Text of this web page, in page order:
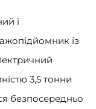
і
із
3,5 тонни
безпосередньо